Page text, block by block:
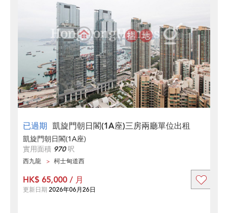
已過期 凱旋門朝日閣(1A座)三房兩廳單位出租
凱旋門朝日閣(1A座)
實用面積 970呎
西九龍 柯士甸道西
HK$ 65,000 / 月
更新日期 2026年06月26日